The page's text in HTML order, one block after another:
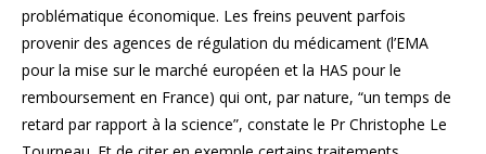
problématique économique. Les freins peuvent parfois
provenir des agences de régulation du médicament (l’EMA
pour la mise sur le marché européen et la HAS pour le
remboursement en France) qui ont, par nature, “un temps de
retard par rapport à la science”, constate le Pr Christophe Le